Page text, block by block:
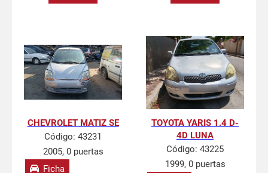
CHEVROLET MATIZ SE
Código: 43231
2005, 0 puertas
Ficha
TOYOTA YARIS 1.4 D-
4D LUNA
Código: 43225
1999, 0 puertas